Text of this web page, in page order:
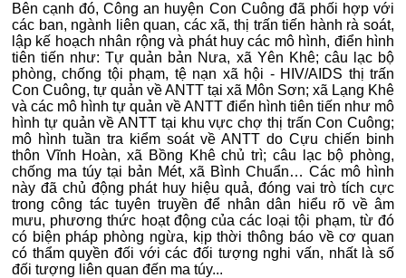
Bên cạnh đó, Công an huyện Con Cuông đã phối hợp với
các ban, ngành liên quan, các xã, thị trấn tiến hành rà soát,
lập kế hoạch nhân rộng và phát huy các mô hình, điển hình
tiên tiến như: Tự quản bản Nưa, xã Yên Khê; câu lạc bộ
phòng, chống tội phạm, tệ nạn xã hội - HIV/AIDS thị trấn
Con Cuông, tự quản về ANTT tại xã Môn Sơn; xã Lạng Khê
và các mô hình tự quản về ANTT điển hình tiên tiến như mô
hình tự quản về ANTT tại khu vực chợ thị trấn Con Cuông;
mô hình tuần tra kiểm soát về ANTT do Cựu chiến binh
thôn Vĩnh Hoàn, xã Bồng Khê chủ trì; câu lạc bộ phòng,
chống ma túy tại bản Mét, xã Bình Chuẩn… Các mô hình
này đã chủ động phát huy hiệu quả, đóng vai trò tích cực
trong công tác tuyên truyền để nhân dân hiểu rõ về âm
mưu, phương thức hoạt động của các loại tội phạm, từ đó
có biện pháp phòng ngừa, kịp thời thông báo về cơ quan
có thẩm quyền đối với các đối tượng nghi vấn, nhất là số
đối tượng liên quan đến ma túy...